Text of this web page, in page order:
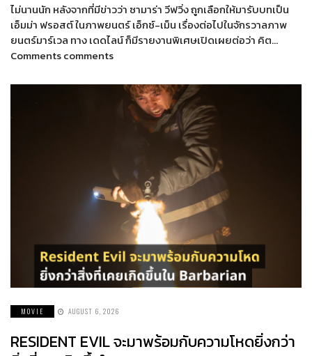
ไม่นานนัก หลังจากที่มีข่าวว่า ซามาร่า วีฟวิ่ง ถูกเลือกให้มารับบทเป็น
เอ็มม่า ฟรอสต์ ในภาพยนตร์ เอ็กซ์-เม็น เรื่องต่อไปในจักรวาลภาพ
ยนตร์มาร์เวล ทาง เดดไลน์ ก็มีรายงานพิเศษเปิดเผยต่อว่า คิต…
Comments comments
MOVIE AUGUST 6, 2026
RESIDENT EVIL จะมาพร้อมกับความโหดยิ่งกว่า